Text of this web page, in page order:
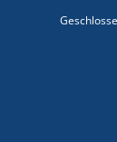
Klicken,